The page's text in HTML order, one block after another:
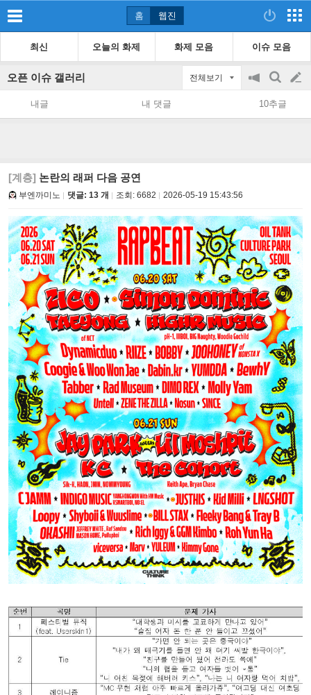
홈 웹진
최신 오늘의 화제 화제 모음 이슈 모음
오픈 이슈 갤러리 전체보기
공
지
on/off
검
색
글
쓰
내글 내 댓글 10추글
[계층] 논란의 래퍼 다음 공연
부엔까미노 댓글: 13 개 조회: 6682 2026-05-19 15:43:56